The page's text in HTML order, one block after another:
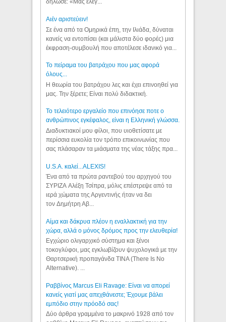
δήλωσε: «Μας έλεγ...
Aιέν αριστεύειν!
Σε ένα από τα Ομηρικά έπη, την Ιλιάδα, δύναται
κανείς να εντοπίσει (και μάλιστα δύο φορές) μια
έκφραση-συμβουλή που αποτέλεσε ιδανικό για...
Το πείραμα του βατράχου που μας αφορά
όλους...
Η θεωρία του βατράχου λες και έχει επινοηθεί για
μας. Την ξέρετε; Είναι πολύ διδακτική.
Το τελειότερο εργαλείο που επινόησε ποτε ο
ανθρώπινος εγκέφαλος, είναι η Ελληνική γλώσσα.
Διαδυκτιακοί μου φίλοι, που υιοθετίσατε με
περίσσια ευκολία τον τρόπο επικοινωνίας που
σας πλάσαραν τα μιάσματα της νέας τάξης πρα...
U.S.A. καλεί...ALEXIS!
Ένα από τα πρώτα ραντεβού του αρχηγού του
ΣΥΡΙΖΑ Αλέξη Τσίπρα, μόλις επέστρεψε από τα
ιερά χώματα της Αργεντινής ήταν να δει
τον Δημήτρη Αβ...
Αίμα και δάκρυα πλέον η εναλλακτική για την
χώρα, αλλά ο μόνος δρόμος προς την ελευθερία!
Εγχώριο ολιγαρχικό σύστημα και ξένοι
τοκογλύφοι, μας εγκλωβίζουν ψυχολογικά με την
Θαρτσερική προπαγάνδα TINA (There Is No
Alternative). ...
Ραββίνος Marcus Eli Ravage: Είναι να απορεί
κανείς γιατί μας απεχθάνεστε; Έχουμε βάλει
εμπόδιο στην πρόοδό σας!
Δύο άρθρα γραμμένα το μακρινό 1928 από τον